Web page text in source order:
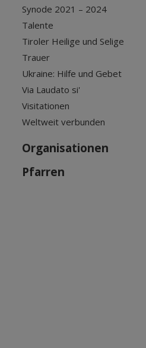
Synode 2021 – 2024
Talente
Tiroler Heilige und Selige
Trauer
Ukraine: Hilfe und Gebet
Via Laudato si'
Visitationen
Weltweit verbunden
Organisationen
Pfarren